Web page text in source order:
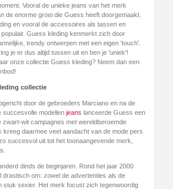
Vooral de unieke jeans van het merk
de enorme groei die Guess heeft doorgemaakt.
en vooral de accessoires als tassen en
Guess kleding kenmerkt zich door
trendy ontwerpen met een eigen 'touch'.
je er dus altijd tussen uit en ben je 'uniek'!
onze collectie Guess kleding? Neem dan een
collectie
door de gebroeders Marciano en na de
succesvolle modellen jeans lanceerde Guess een
zwart-wit campagnes met wereldberoemde
kreeg daarmee veel aandacht van de mode pers
succesvol uit tot het toonaangevende merk,
dinds de beginjaren. Rond het jaar 2000
drastisch om: zowel de advertenties als de
stuk sexier. Het merk focust zich tegenwoordig